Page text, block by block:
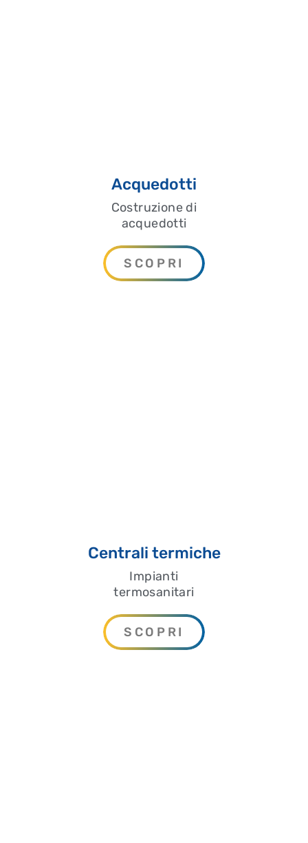
Acquedotti
Costruzione di
acquedotti
SCOPRI
Centrali termiche
Impianti
termosanitari
SCOPRI